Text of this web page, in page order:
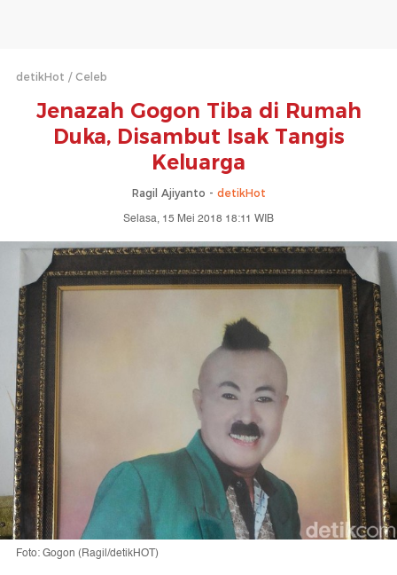
detikHot Celeb
Jenazah Gogon Tiba di Rumah
Duka, Disambut Isak Tangis
Keluarga
Ragil Ajiyanto - detikHot
Selasa, 15 Mei 2018 18:11 WIB
Foto: Gogon (Ragil/detikHOT)